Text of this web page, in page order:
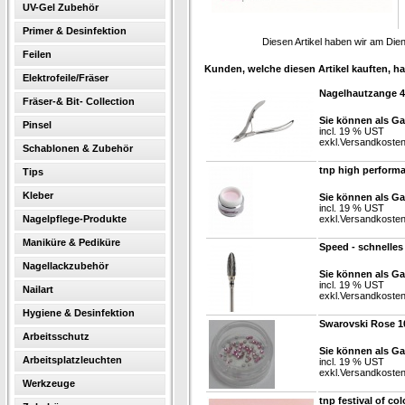
UV-Gel Zubehör
Primer & Desinfektion
Feilen
Elektrofeile/Fräser
Fräser-& Bit- Collection
Pinsel
Schablonen & Zubehör
Tips
Kleber
Nagelpflege-Produkte
Maniküre & Pediküre
Nagellackzubehör
Nailart
Hygiene & Desinfektion
Arbeitsschutz
Arbeitsplatzleuchten
Werkzeuge
Diesen Artikel haben wir am
Kunden, welche diesen Artikel kauften,
Nagelhautzange
Sie können als
incl. 19 % UST
exkl. Versandkosten
tnp high
Sie können als
incl. 19 % UST
exkl. Versandkosten
Speed -
Sie können als
incl. 19 % UST
exkl. Versandkosten
Swarovski Rose
Sie können als
incl. 19 % UST
exkl. Versandkosten
tnp festival of